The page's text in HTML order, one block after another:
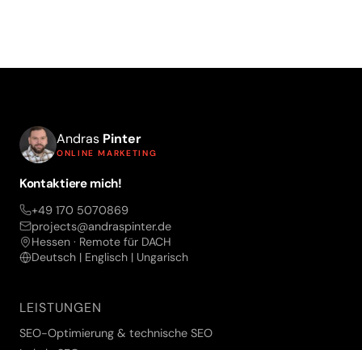
Andras Pinter
ONLINE MARKETING
Kontaktiere mich!
+49 170 5070869
projects@andraspinter.de
Hessen · Remote für DACH
Deutsch | Englisch | Ungarisch
LEISTUNGEN
SEO-Optimierung & technische SEO